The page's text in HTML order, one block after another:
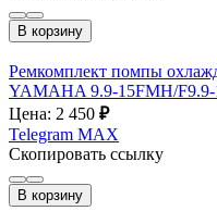
В корзину
Ремкомплект помпы
YAMAHA 9.9-15FMH/F9.9-
Цена: 2 450 ₽
Telegram MAX
Скопировать ссылку
В корзину